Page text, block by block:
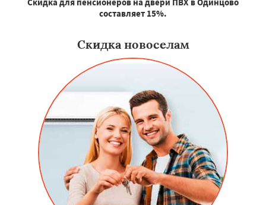
составляет 15%.
Скидка новоселам